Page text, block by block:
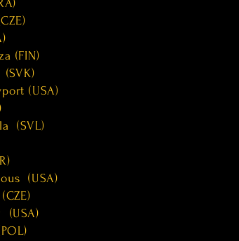
(FIN)
(USA)
(SVL)
(USA)
(USA)